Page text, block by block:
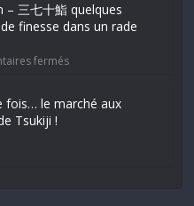
– 三七十鮨 quelques
finesse dans un rade
fermés
fois… le marché aux
Tsukiji !